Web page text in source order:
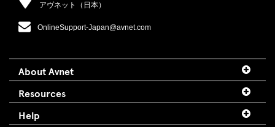
アヴネット（日本）
OnlineSupport-Japan@avnet.com
About Avnet
Resources
Help